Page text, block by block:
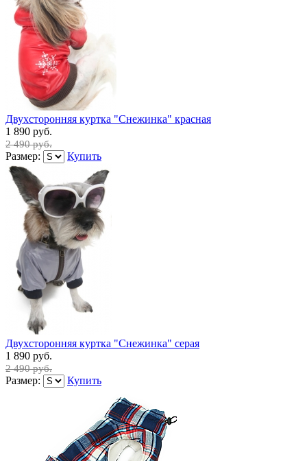
Двухсторонняя куртка "Снежинка" красная
1 890 руб.
2 490 руб.
Размер: Купить
Двухсторонняя куртка "Снежинка" серая
1 890 руб.
2 490 руб.
Размер: Купить